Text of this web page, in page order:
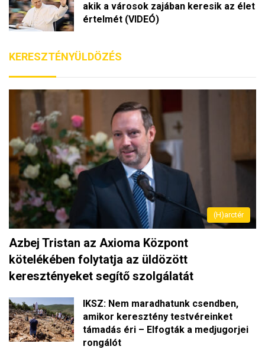
akik a városok zajában keresik az élet
értelmét (VIDEÓ)
KERESZTÉNYÜLDÖZÉS
(H)arctér
Azbej Tristan az Axioma Központ
kötelékében folytatja az üldözött
keresztényeket segítő szolgálatát
IKSZ: Nem maradhatunk csendben,
amikor keresztény testvéreinket
támadás éri – Elfogták a medjugorjei
rongálót